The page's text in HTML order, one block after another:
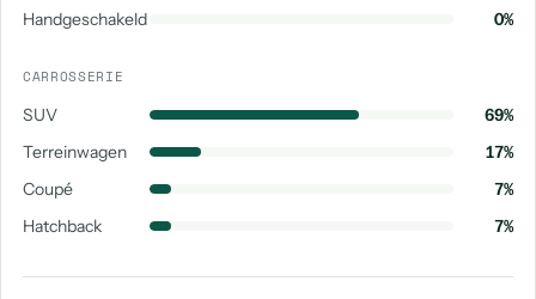
Handgeschakeld
0%
CARROSSERIE
SUV
69%
Terreinwagen
17%
Coupé
7%
Hatchback
7%